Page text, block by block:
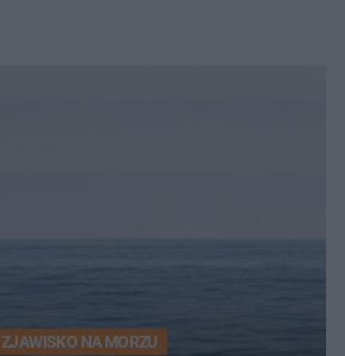
ZJAWISKO NA MORZU